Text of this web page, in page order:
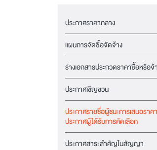
ประกาศราคากลาง
แผนการจัดซื้อจัดจ้าง
ร่างเอกสารประกวดราคาซื้อหรือจ้
ประกาศเชิญชวน
ประกาศรายชื่อผู้ชนะการเสนอราค
ประกาศผู้ได้รับการคัดเลือก
ประกาศสาระสำคัญในสัญญา